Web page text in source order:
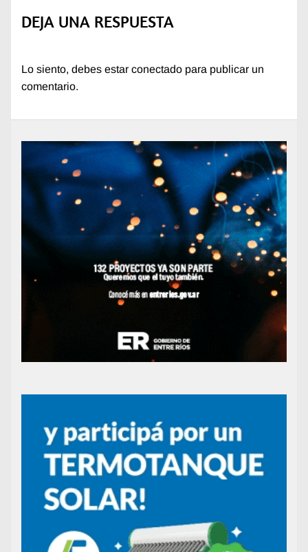
DEJA UNA RESPUESTA
Lo siento, debes estar conectado para publicar un
comentario.